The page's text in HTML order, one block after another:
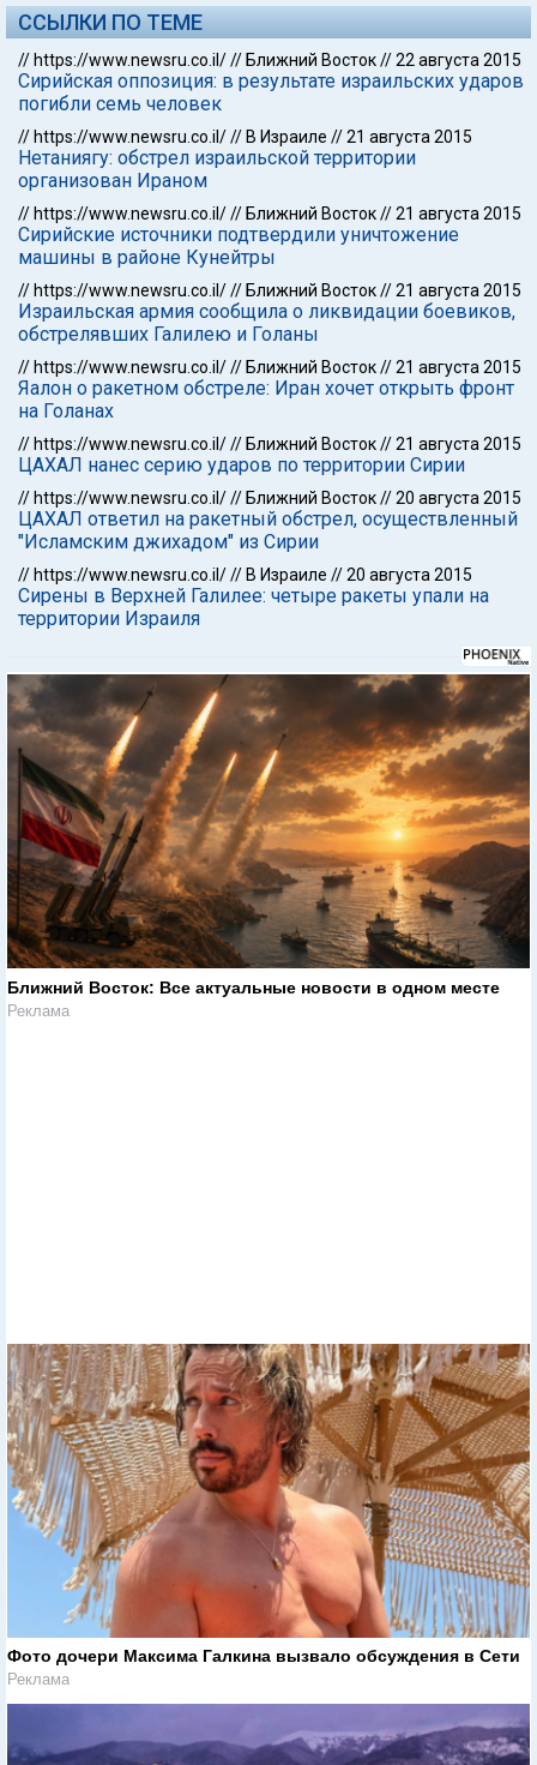
ССЫЛКИ ПО ТЕМЕ
// https://www.newsru.co.il/// Ближний Восток//22 августа 2015
Сирийская оппозиция: в результате израильских ударов
погибли семь человек
// https://www.newsru.co.il/// В Израиле //21 августа 2015
Нетаниягу: обстрел израильской территории
организован Ираном
// https://www.newsru.co.il/// Ближний Восток//21 августа 2015
Сирийские источники подтвердили уничтожение
машины в районе Кунейтры
// https://www.newsru.co.il/// Ближний Восток//21 августа 2015
Израильская армия сообщила о ликвидации боевиков,
обстрелявших Галилею и Голаны
// https://www.newsru.co.il/// Ближний Восток//21 августа 2015
Яалон о ракетном обстреле: Иран хочет открыть фронт
на Голанах
// https://www.newsru.co.il/// Ближний Восток//21 августа 2015
ЦАХАЛ нанес серию ударов по территории Сирии
// https://www.newsru.co.il/// Ближний Восток//20 августа 2015
ЦАХАЛ ответил на ракетный обстрел, осуществленный
"Исламским джихадом" из Сирии
// https://www.newsru.co.il/// В Израиле //20 августа 2015
Сирены в Верхней Галилее: четыре ракеты упали на
территории Израиля
Ближний Восток: Все актуальные новости в одном месте
Реклама
Фото дочери Максима Галкина вызвало обсуждения в Сети
Реклама